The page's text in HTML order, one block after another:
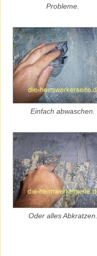
Probleme.
Einfach abwaschen.
Oder alles Abkratzen.